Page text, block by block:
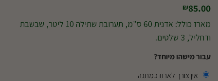
₪85.00
מארז כולל: אדנית 60 ס"מ, תערובת שתילה 10 ליטר, שבשבת
ודחליל, 3 שלטים.
עבור מישהו מיוחד?
אין צורך לארוז כמתנה